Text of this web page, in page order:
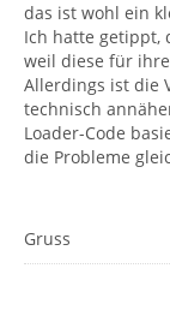
das ist wohl ein
Ich hatte getippt,
weil diese für
Allerdings ist die
technisch
Loader-Code
die Probleme
Gruss